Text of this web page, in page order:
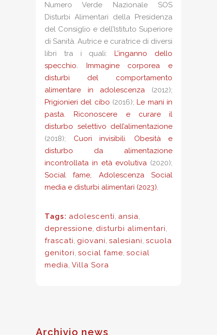
Numero Verde Nazionale SOS
Disturbi Alimentari della Presidenza
del Consiglio e dell’Istituto Superiore
di Sanità. Autrice e curatrice di diversi
libri tra i quali:L’inganno dello
specchio. Immagine corporea e
disturbi del comportamento
alimentare in adolescenza (2012);
Prigionieri del cibo (2016);Le mani in
pasta. Riconoscere e curare il
disturbo selettivo dell’alimentazione
(2018); Cuori invisibili. Obesità e
disturbo da alimentazione
incontrollata in età evolutiva (2020);
Social fame, Adolescenza Social
media e disturbi alimentari (2023).
Tags: adolescenti, ansia,
depressione, disturbi alimentari,
frascati, giovani, salesiani, scuola
genitori, social fame, social
media, Villa Sora
Archivio news